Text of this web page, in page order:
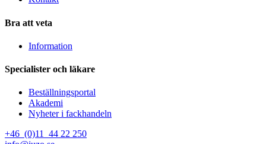
Bra att veta
Information
Specialister och läkare
Beställningsportal
Akademi
Nyheter i fackhandeln
+46 (0)11 44 22 250